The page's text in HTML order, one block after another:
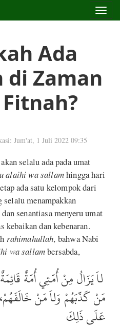
Toggle
Ada
di Zaman
Jum'at, 1 Juli 2022 09:35
selalu ada pada umat
alaihi wa sallamhingga hari
ada satu kelompok dari
menampakkan
senantiasa menyeru umat
kebaikan dan kebenaran.
rahimahullah, bahwa Nabi
wa sallambersabda,
لاَ يَزَالُ مِنْ أُمَّتِي أُمَّةٌ
مَنْ كَذَّبَهُمْ وَلاَ مَنْ
عَلَى ذَلِكَ